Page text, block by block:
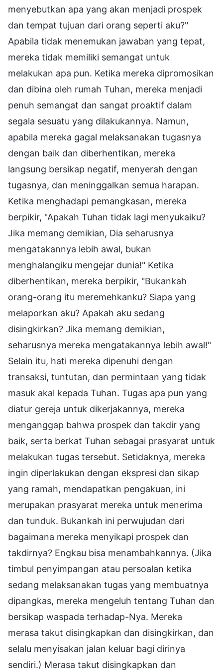
menyebutkan apa yang akan menjadi prospek
dan tempat tujuan dari orang seperti aku?"
Apabila tidak menemukan jawaban yang tepat,
mereka tidak memiliki semangat untuk
melakukan apa pun. Ketika mereka dipromosikan
dan dibina oleh rumah Tuhan, mereka menjadi
penuh semangat dan sangat proaktif dalam
segala sesuatu yang dilakukannya. Namun,
apabila mereka gagal melaksanakan tugasnya
dengan baik dan diberhentikan, mereka
langsung bersikap negatif, menyerah dengan
tugasnya, dan meninggalkan semua harapan.
Ketika menghadapi pemangkasan, mereka
berpikir, "Apakah Tuhan tidak lagi menyukaiku?
Jika memang demikian, Dia seharusnya
mengatakannya lebih awal, bukan
menghalangiku mengejar dunia!" Ketika
diberhentikan, mereka berpikir, "Bukankah
orang-orang itu meremehkanku? Siapa yang
melaporkan aku? Apakah aku sedang
disingkirkan? Jika memang demikian,
seharusnya mereka mengatakannya lebih awal!"
Selain itu, hati mereka dipenuhi dengan
transaksi, tuntutan, dan permintaan yang tidak
masuk akal kepada Tuhan. Tugas apa pun yang
diatur gereja untuk dikerjakannya, mereka
menganggap bahwa prospek dan takdir yang
baik, serta berkat Tuhan sebagai prasyarat untuk
melakukan tugas tersebut. Setidaknya, mereka
ingin diperlakukan dengan ekspresi dan sikap
yang ramah, mendapatkan pengakuan, ini
merupakan prasyarat mereka untuk menerima
dan tunduk. Bukankah ini perwujudan dari
bagaimana mereka menyikapi prospek dan
takdirnya? Engkau bisa menambahkannya. (Jika
timbul penyimpangan atau persoalan ketika
sedang melaksanakan tugas yang membuatnya
dipangkas, mereka mengeluh tentang Tuhan dan
bersikap waspada terhadap-Nya. Mereka
merasa takut disingkapkan dan disingkirkan, dan
selalu menyisakan jalan keluar bagi dirinya
sendiri.) Merasa takut disingkapkan dan